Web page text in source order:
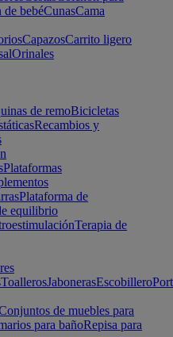
de bebéCunasCama
CapazosCarrito ligero
Orinales
de remoBicicletas
Recambios y
Plataformas
Plataforma de
equilibrio
Terapia de
ToallerosJabonerasEscobillero
de muebles para
para bañoRepisa para